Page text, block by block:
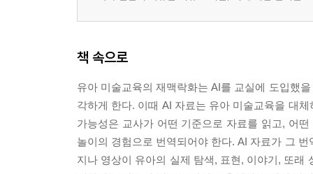
책 속으로
유아 미술교육의 재맥락화는 AI를 교실에 도입했
각하게 한다. 이때 AI 자료는 유아 미술교육을 대
가능성은 교사가 어떤 기준으로 자료를 읽고, 어
놀이의 경험으로 번역되어야 한다. AI 자료가 그
지나 영상이 유아의 실제 탐색, 표현, 이야기, 또래